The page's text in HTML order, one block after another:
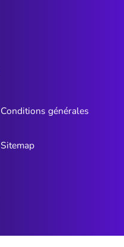
Conditions générales
Sitemap